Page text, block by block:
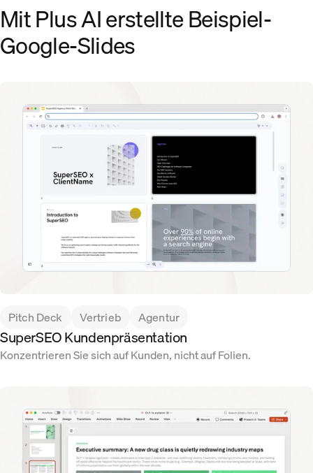
Mit Plus AI erstellte Beispiel-
Google-Slides
Pitch Deck Vertrieb Agentur
SuperSEO Kundenpräsentation
Konzentrieren Sie sich auf Kunden, nicht auf Folien.